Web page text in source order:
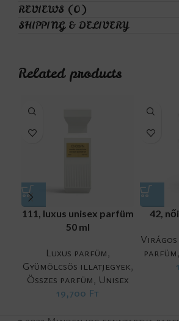
REVIEWS (0)
SHIPPING & DELIVERY
Related products
111, luxus unisex parfüm
50 ml
Luxus parfüm,
Gyümölcsös illatjegyek,
Összes parfüm, Unisex
19,700 Ft
42,
parfüm,